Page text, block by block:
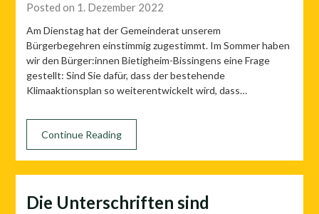
Posted on 1. Dezember 2022
Am Dienstag hat der Gemeinderat unserem
Bürgerbegehren einstimmig zugestimmt. Im Sommer haben
wir den Bürger:innen Bietigheim-Bissingens eine Frage
gestellt: Sind Sie dafür, dass der bestehende
Klimaaktionsplan so weiterentwickelt wird, dass…
Continue Reading
Die Unterschriften sind